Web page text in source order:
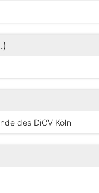
des DiCV Köln